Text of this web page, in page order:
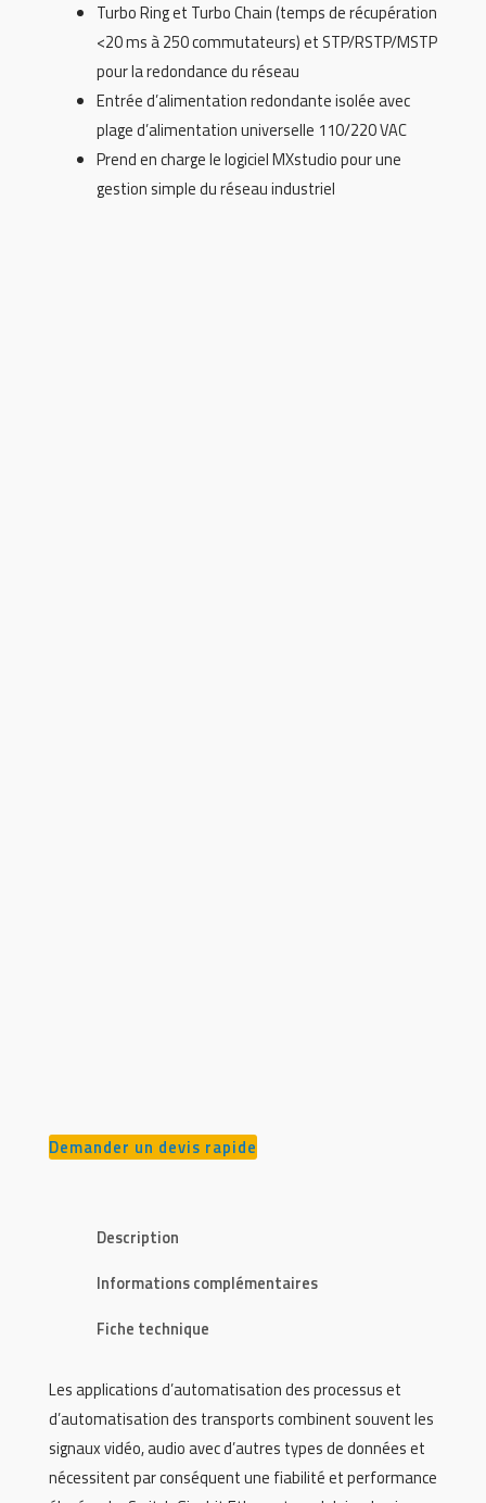
Turbo Ring et Turbo Chain (temps de récupération
<20 ms à 250 commutateurs) et STP/RSTP/MSTP
pour la redondance du réseau
Entrée d’alimentation redondante isolée avec
plage d’alimentation universelle 110/220 VAC
Prend en charge le logiciel MXstudio pour une
gestion simple du réseau industriel
Demander un devis rapide
Description
Informations complémentaires
Fiche technique
Les applications d’automatisation des processus et
d’automatisation des transports combinent souvent les
signaux vidéo, audio avec d’autres types de données et
nécessitent par conséquent une fiabilité et performance